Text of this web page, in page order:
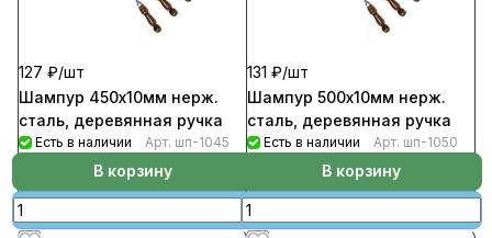
127 ₽/шт
Шампур 450х10мм нерж.
сталь, деревянная ручка
Есть в наличии Арт. шп-1045
В корзину
131 ₽/шт
Шампур 500х10мм нерж.
сталь, деревянная ручка
Есть в наличии Арт. шп-1050
В корзину